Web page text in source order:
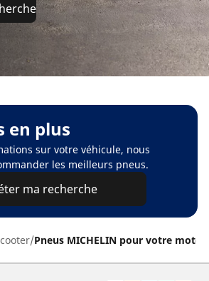
en plus
sur votre véhicule, nous
les meilleurs pneus.
ma recherche
Pneus MICHELIN pour votre moto